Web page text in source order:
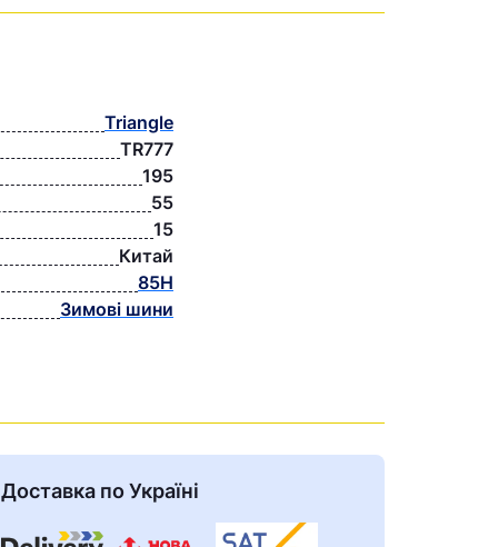
Triangle
TR777
195
55
15
Китай
85H
Зимові шини
Доставка по Україні